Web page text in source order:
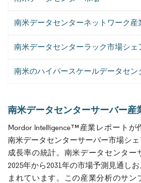
南米データセンターネットワーク産
南米データセンターラック市場シェ
南米のハイパースケールデータセン
南米データセンターサーバー産
Mordor Intelligence™産業レポートが
南米データセンターサーバー市場シ
成長率の統計。南米データセンター
2025年から2031年の市場予測見通し
まれています。この産業分析のサン